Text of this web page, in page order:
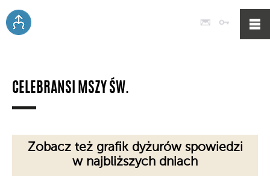
Poczta
CELEBRANSI MSZY ŚW.
Zobacz też grafik dyżurów spowiedzi
w najbliższych dniach